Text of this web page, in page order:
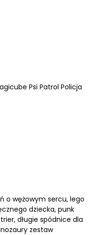
Psi Patrol Policja
o wężowym sercu, lego
dziecka, punk
długie spódnice dla
zestaw